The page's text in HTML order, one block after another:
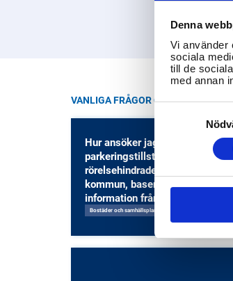
Denna
Vi använder
sociala
till de
med annan
Selection
VANLIGA FRÅGOR OM
Hur ansöker jag om
parkeringstillstånd för
rörelsehindrade i Stenungsunds
kommun, baserat enbart på
information från stenungsund.se?
Bostäder och samhällsplanering